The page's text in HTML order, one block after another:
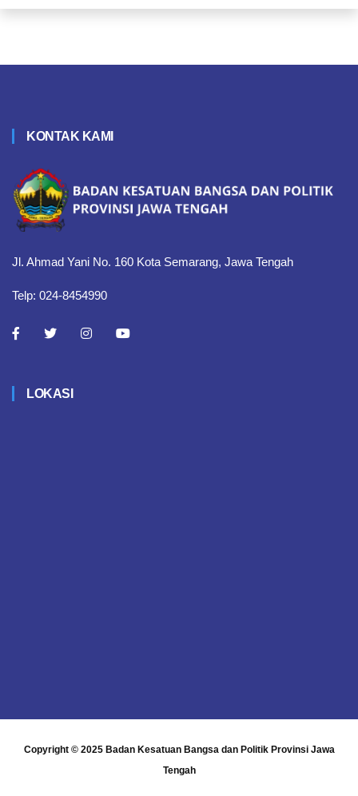
KONTAK KAMI
Jl. Ahmad Yani No. 160 Kota Semarang, Jawa Tengah
Telp: 024-8454990
LOKASI
Copyright © 2025 Badan Kesatuan Bangsa dan Politik Provinsi Jawa
Tengah